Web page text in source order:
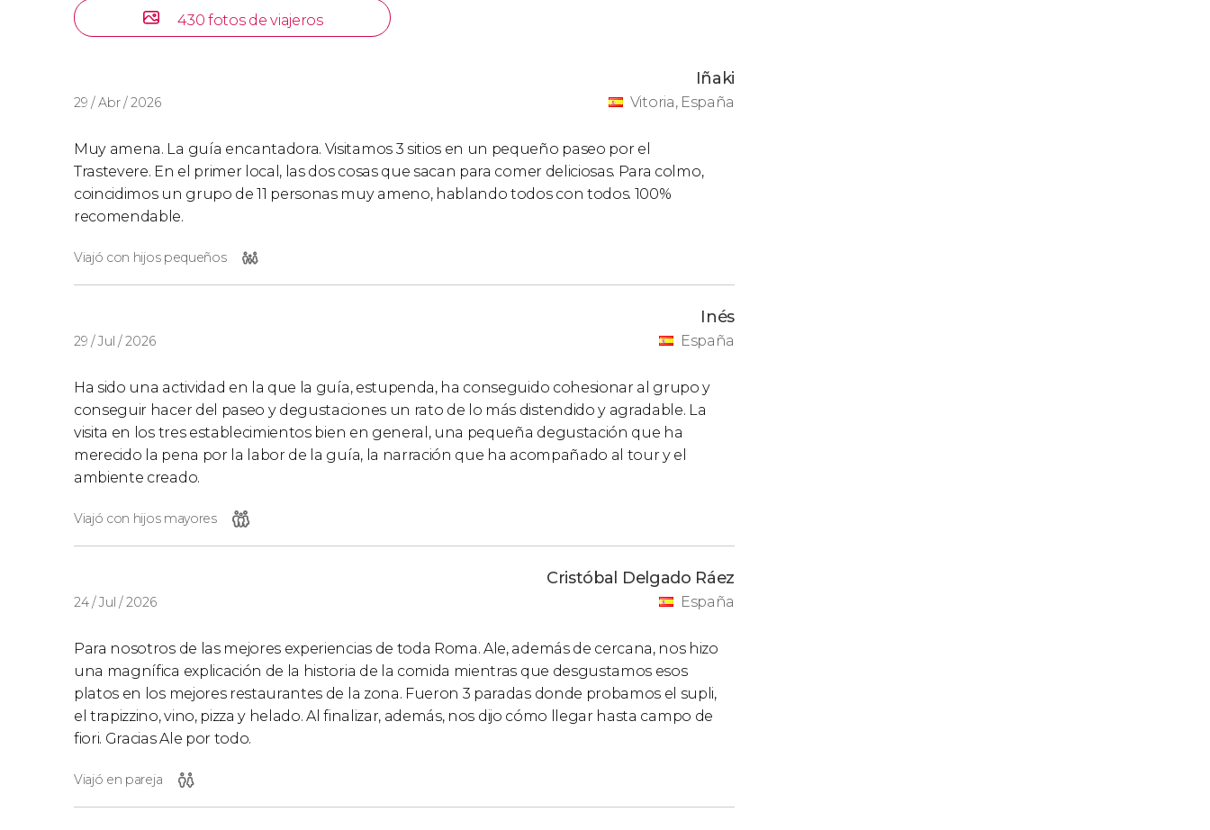
430 fotos de viajeros
29 / Abr / 2026
Iñaki
Vitoria, España
Muy amena. La guía encantadora. Visitamos 3 sitios en un pequeño paseo por el
Trastevere. En el primer local, las dos cosas que sacan para comer deliciosas. Para colmo,
coincidimos un grupo de 11 personas muy ameno, hablando todos con todos. 100%
recomendable.
Viajó con hijos pequeños
29 / Jul / 2026
Inés
España
Ha sido una actividad en la que la guía, estupenda, ha conseguido cohesionar al grupo y
conseguir hacer del paseo y degustaciones un rato de lo más distendido y agradable. La
visita en los tres establecimientos bien en general, una pequeña degustación que ha
merecido la pena por la labor de la guía, la narración que ha acompañado al tour y el
ambiente creado.
Viajó con hijos mayores
24 / Jul / 2026
Cristóbal Delgado Ráez
España
Para nosotros de las mejores experiencias de toda Roma. Ale, además de cercana, nos hizo
una magnífica explicación de la historia de la comida mientras que desgustamos esos
platos en los mejores restaurantes de la zona. Fueron 3 paradas donde probamos el supli,
el trapizzino, vino, pizza y helado. Al finalizar, además, nos dijo cómo llegar hasta campo de
fiori. Gracias Ale por todo.
Viajó en pareja